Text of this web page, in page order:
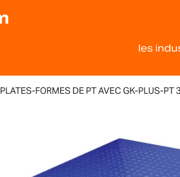
les
PLATES-FORMES DE PT AVEC GK-PLUS-PT